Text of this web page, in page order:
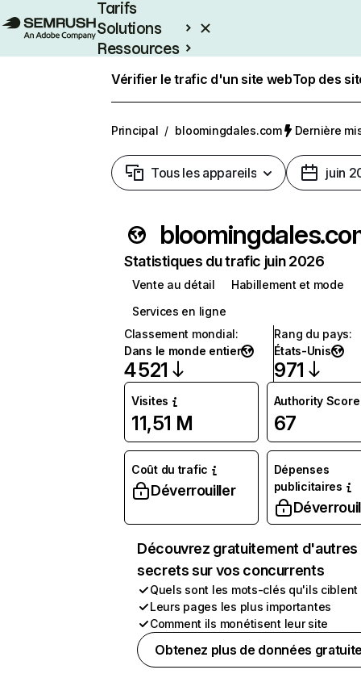
Tarifs
Solutions
Ressources
Vérifier le trafic d'un site webTop des
Principal / bloomingdales.com Dernière
Tous les appareils juin
Statistiques du trafic juin 2026
Vente au détail
Habillement et mode
Services en ligne
Classement mondial:
Dans le monde entier
4 521
Rang du pays:
États-Unis
971
Visites
11,51 M
Authority Score
67
Coût du trafic
Déverrouiller
Dépenses
publicitaires
Découvrez gratuitement d'autres
secrets sur vos concurrents
Quels sont les mots-clés qu'ils ciblent
Leurs pages les plus importantes
Comment ils monétisent leur site
Obtenez plus de données